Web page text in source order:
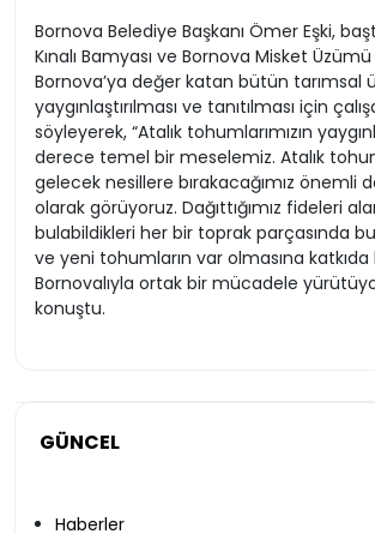
GÜNCEL
Haberler
Bornova Belediye Başkanı Ömer Eşki,
Kınalı Bamyası ve Bornova Misket
Bornova’ya değer katan bütün tarımsal
yaygınlaştırılması ve tanıtılması için
söyleyerek, “Atalık tohumlarımızın
derece temel bir meselemiz. Atalık
gelecek nesillere bırakacağımız önemli
olarak görüyoruz. Dağıttığımız fideleri
bulabildikleri her bir toprak parçasında
ve yeni tohumların var olmasına
Bornovalıyla ortak bir mücadele
konuştu.